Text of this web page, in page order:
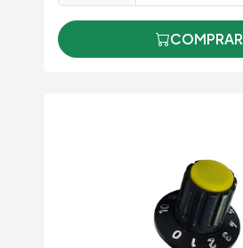
COMPRAR